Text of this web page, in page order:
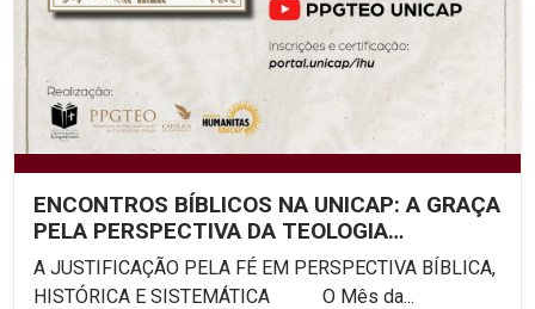
ENCONTROS BÍBLICOS NA UNICAP: A GRAÇA
PELA PERSPECTIVA DA TEOLOGIA
SISTEMÁTICA
A JUSTIFICAÇÃO PELA FÉ EM PERSPECTIVA BÍBLICA,
HISTÓRICA E SISTEMÁTICA O Mês da...